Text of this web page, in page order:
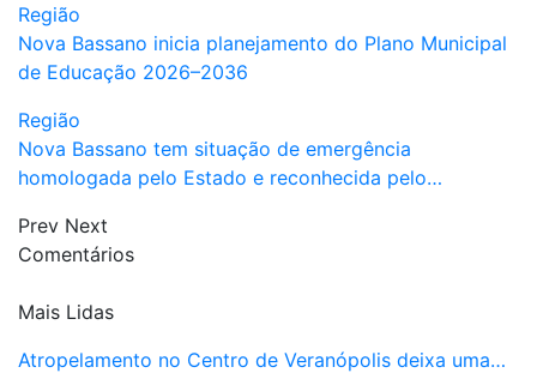
Região
Nova Bassano inicia planejamento do Plano Municipal
de Educação 2026–2036
Região
Nova Bassano tem situação de emergência
homologada pelo Estado e reconhecida pelo…
Prev Next
Comentários
Mais Lidas
Atropelamento no Centro de Veranópolis deixa uma…